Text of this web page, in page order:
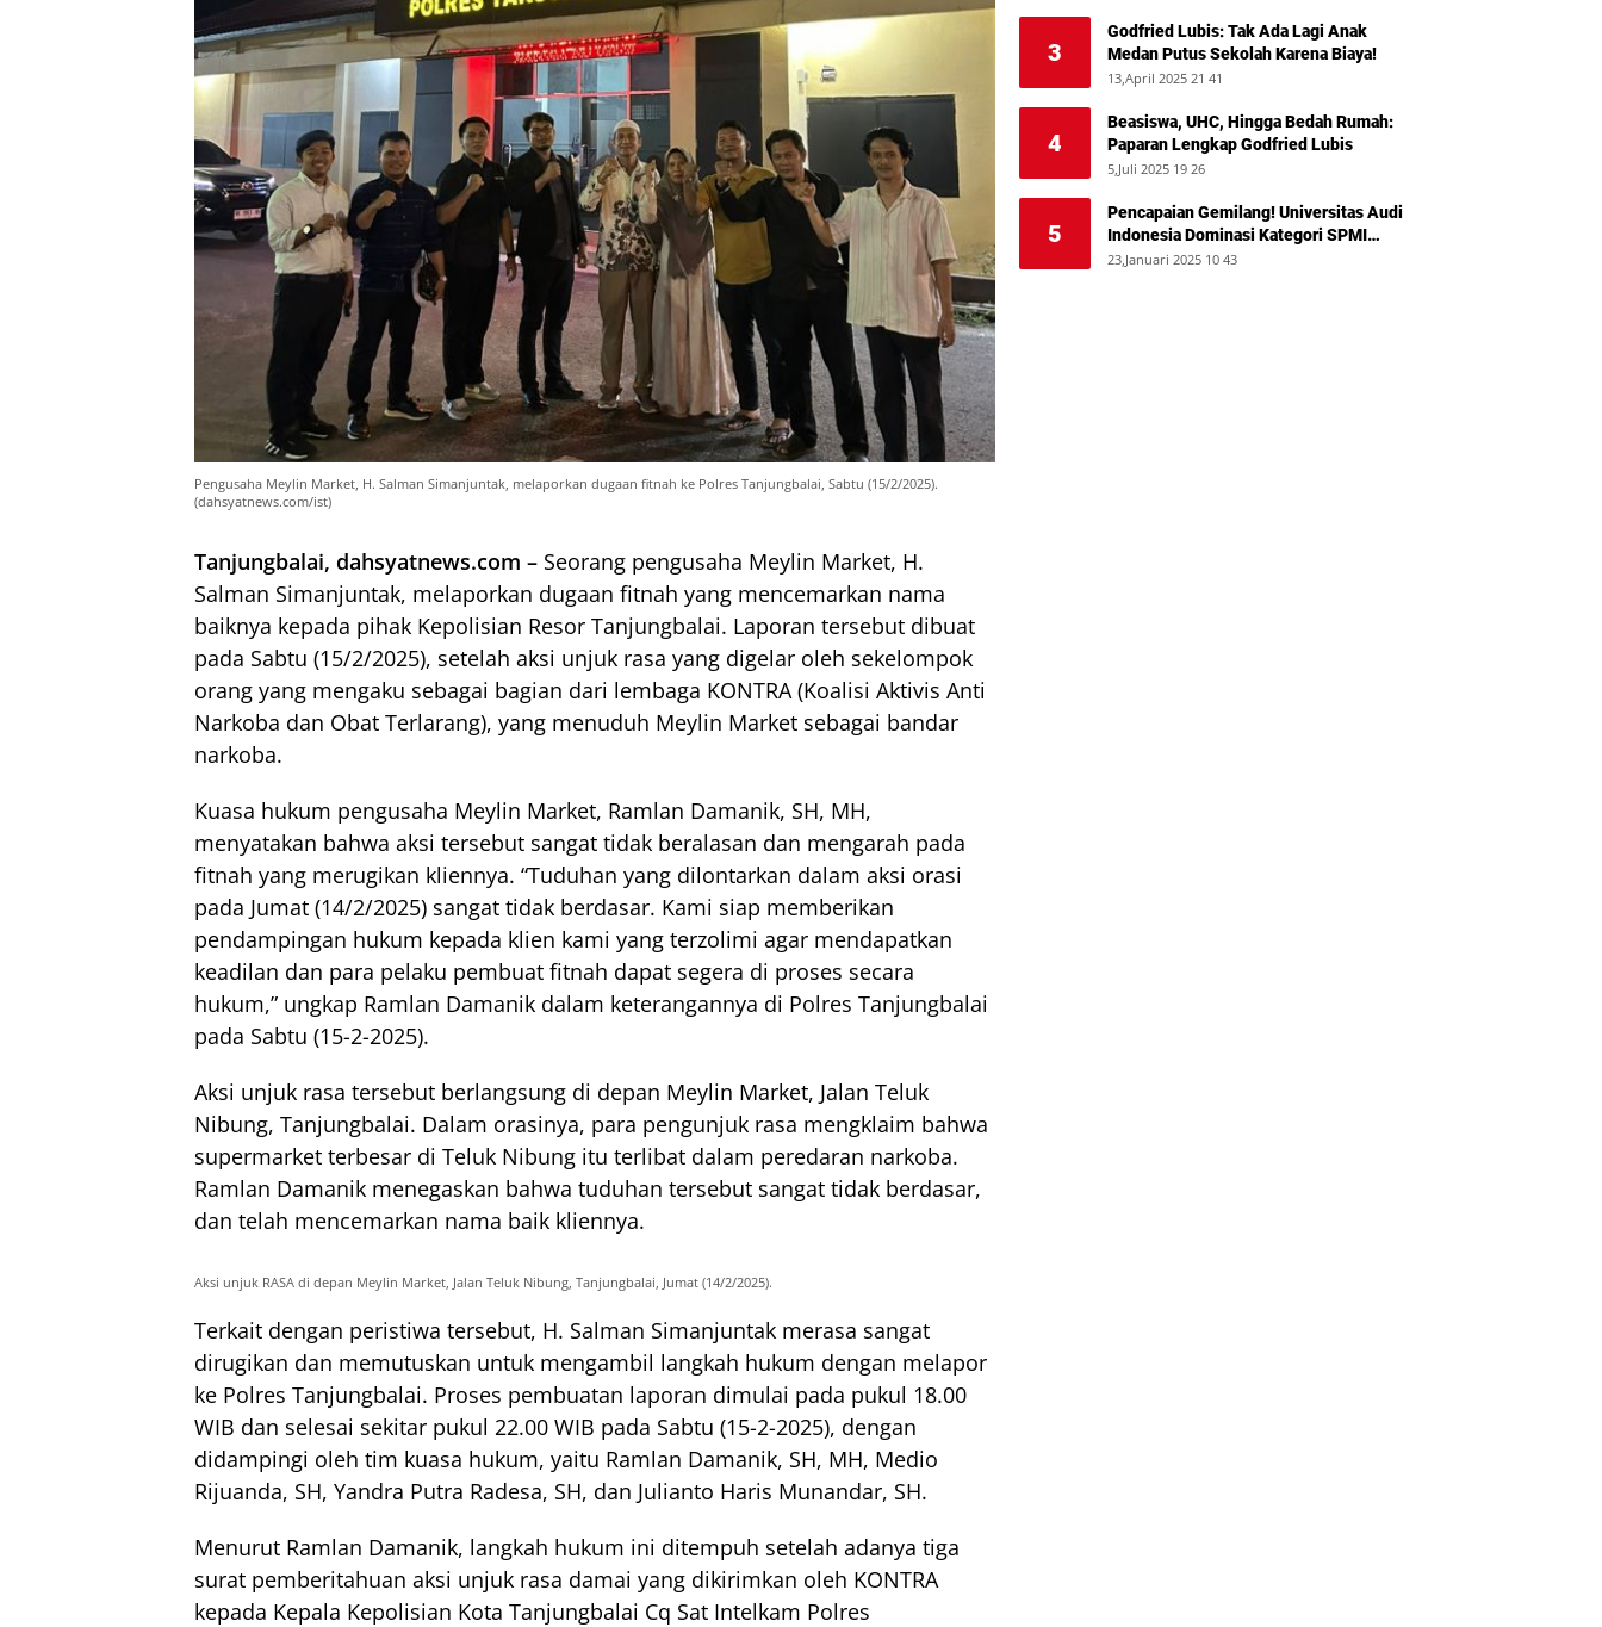
Pengusaha Meylin Market, H. Salman Simanjuntak, melaporkan dugaan fitnah ke Polres Tanjungbalai, Sabtu (15/2/2025).
(dahsyatnews.com/ist)
Tanjungbalai, dahsyatnews.com – Seorang pengusaha Meylin Market, H.
Salman Simanjuntak, melaporkan dugaan fitnah yang mencemarkan nama
baiknya kepada pihak Kepolisian Resor Tanjungbalai. Laporan tersebut dibuat
pada Sabtu (15/2/2025), setelah aksi unjuk rasa yang digelar oleh sekelompok
orang yang mengaku sebagai bagian dari lembaga KONTRA (Koalisi Aktivis Anti
Narkoba dan Obat Terlarang), yang menuduh Meylin Market sebagai bandar
narkoba.
Kuasa hukum pengusaha Meylin Market, Ramlan Damanik, SH, MH,
menyatakan bahwa aksi tersebut sangat tidak beralasan dan mengarah pada
fitnah yang merugikan kliennya. “Tuduhan yang dilontarkan dalam aksi orasi
pada Jumat (14/2/2025) sangat tidak berdasar. Kami siap memberikan
pendampingan hukum kepada klien kami yang terzolimi agar mendapatkan
keadilan dan para pelaku pembuat fitnah dapat segera di proses secara
hukum,” ungkap Ramlan Damanik dalam keterangannya di Polres Tanjungbalai
pada Sabtu (15-2-2025).
Aksi unjuk rasa tersebut berlangsung di depan Meylin Market, Jalan Teluk
Nibung, Tanjungbalai. Dalam orasinya, para pengunjuk rasa mengklaim bahwa
supermarket terbesar di Teluk Nibung itu terlibat dalam peredaran narkoba.
Ramlan Damanik menegaskan bahwa tuduhan tersebut sangat tidak berdasar,
dan telah mencemarkan nama baik kliennya.
Aksi unjuk RASA di depan Meylin Market, Jalan Teluk Nibung, Tanjungbalai, Jumat (14/2/2025).
Terkait dengan peristiwa tersebut, H. Salman Simanjuntak merasa sangat
dirugikan dan memutuskan untuk mengambil langkah hukum dengan melapor
ke Polres Tanjungbalai. Proses pembuatan laporan dimulai pada pukul 18.00
WIB dan selesai sekitar pukul 22.00 WIB pada Sabtu (15-2-2025), dengan
didampingi oleh tim kuasa hukum, yaitu Ramlan Damanik, SH, MH, Medio
Rijuanda, SH, Yandra Putra Radesa, SH, dan Julianto Haris Munandar, SH.
Menurut Ramlan Damanik, langkah hukum ini ditempuh setelah adanya tiga
surat pemberitahuan aksi unjuk rasa damai yang dikirimkan oleh KONTRA
kepada Kepala Kepolisian Kota Tanjungbalai Cq Sat Intelkam Polres
3
Godfried Lubis: Tak Ada Lagi Anak
Medan Putus Sekolah Karena Biaya!
13,April 2025 21 41
4
Beasiswa, UHC, Hingga Bedah Rumah:
Paparan Lengkap Godfried Lubis
5,Juli 2025 19 26
5
Pencapaian Gemilang! Universitas Audi
Indonesia Dominasi Kategori SPMI
Terbaik 2024
23,Januari 2025 10 43